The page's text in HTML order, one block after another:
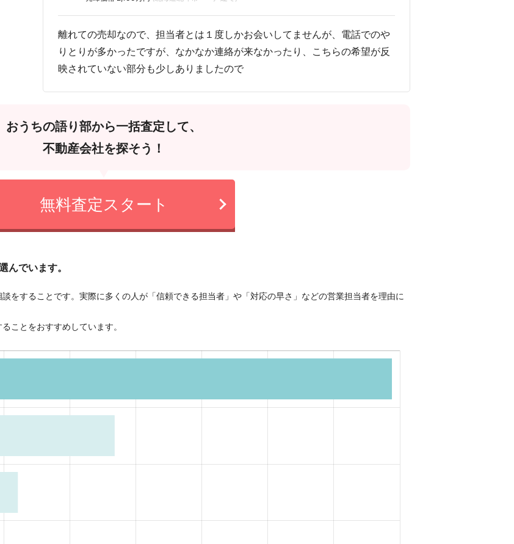
離れての売却なので、担当者とは１度しかお会いしてませんが、電話でのや
りとりが多かったですが、なかなか連絡が来なかったり、こちらの希望が反
映されていない部分も少しありましたので
おうちの語り部から一括査定して、
不動産会社を探そう！
無料査定スタート
んでいます。
をすることです。実際に多くの人が「信頼できる担当者」や「対応の早さ」などの営業担当者を理由に
ことをおすすめしています。